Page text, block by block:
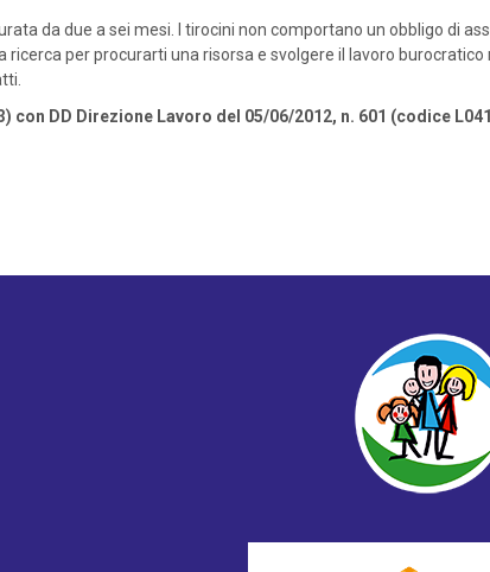
da due a sei mesi. I tirocini non comportano un obbligo di
per procurarti una risorsa e svolgere il lavoro burocratico
con DD Direzione Lavoro del 05/06/2012, n. 601 (codice